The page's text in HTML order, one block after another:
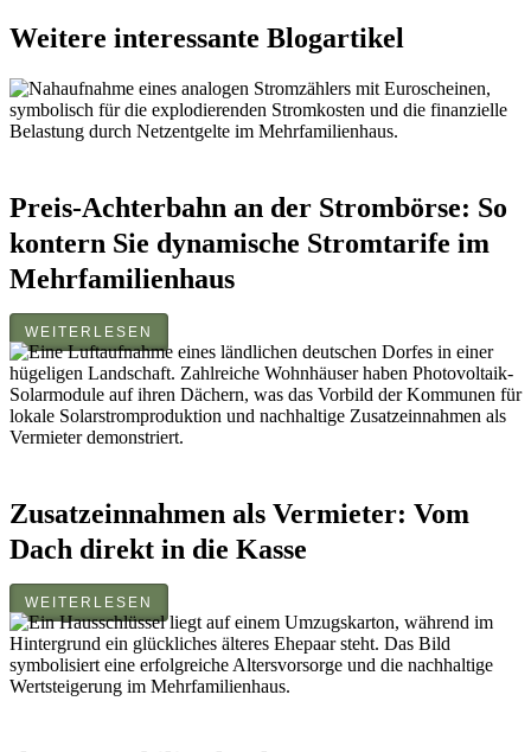
Weitere interessante Blogartikel
Preis-Achterbahn an der Strombörse: So
kontern Sie dynamische Stromtarife im
Mehrfamilienhaus
WEITERLESEN
Zusatzeinnahmen als Vermieter: Vom
Dach direkt in die Kasse
WEITERLESEN